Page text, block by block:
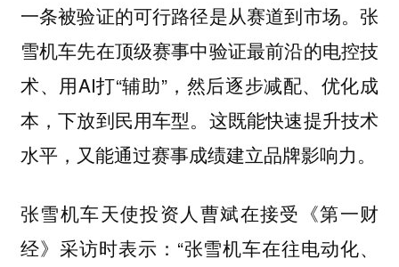
一条被验证的可行路径是从赛道到市场。张
雪机车先在顶级赛事中验证最前沿的电控技
术、用AI打“辅助”，然后逐步减配、优化成
本，下放到民用车型。这既能快速提升技术
水平，又能通过赛事成绩建立品牌影响力。
张雪机车天使投资人曹斌在接受《第一财
经》采访时表示：“张雪机车在往电动化、